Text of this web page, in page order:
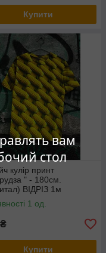
вам
стол
Купити
кулір принт
" - 180см.
ВІДРІЗ 1м
1 од.
₴
Купити